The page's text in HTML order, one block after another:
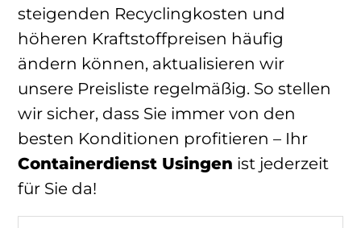
steigenden Recyclingkosten und
höheren Kraftstoffpreisen häufig
ändern können, aktualisieren wir
unsere Preisliste regelmäßig. So stellen
wir sicher, dass Sie immer von den
besten Konditionen profitieren – Ihr
Containerdienst Usingen ist jederzeit
für Sie da!